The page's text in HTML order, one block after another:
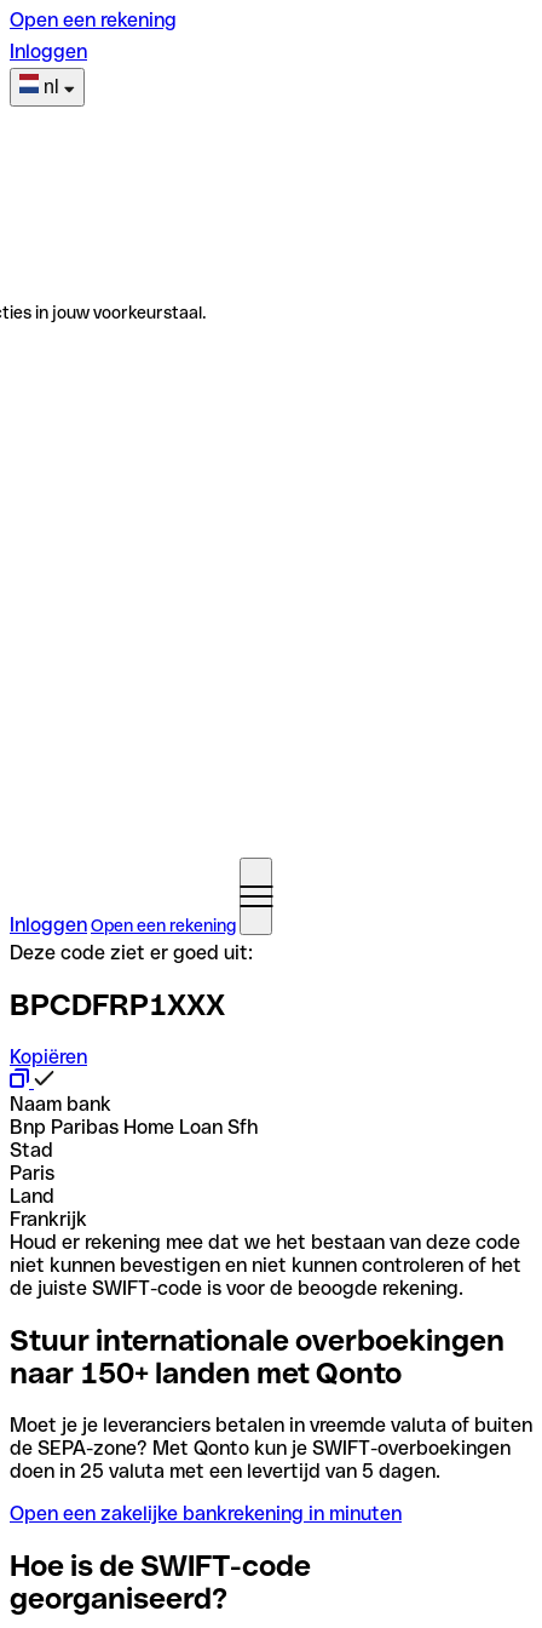
Open een rekening
Inloggen
nl
in jouw voorkeurstaal.
InloggenOpen een rekening
Deze code ziet er goed uit:
BPCDFRP1XXX
Kopiëren
Naam bank
Bnp Paribas Home Loan Sfh
Stad
Paris
Land
Frankrijk
Houd er rekening mee dat we het bestaan van deze code
niet kunnen bevestigen en niet kunnen controleren of het
de juiste SWIFT-code is voor de beoogde rekening.
Stuur internationale overboekingen
naar 150+ landen met Qonto
Moet je je leveranciers betalen in vreemde valuta of buiten
de SEPA-zone? Met Qonto kun je SWIFT-overboekingen
doen in 25 valuta met een levertijd van 5 dagen.
Open een zakelijke bankrekening in minuten
Hoe is de SWIFT-code
georganiseerd?